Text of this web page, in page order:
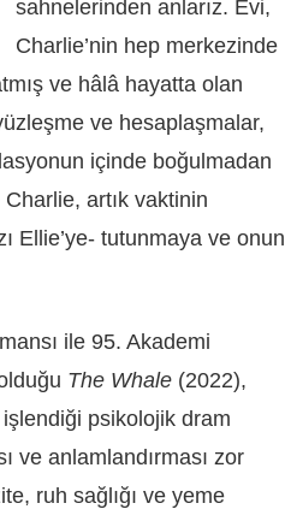
sahnelerinden anlarız. Evi,
Charlie’nin hep merkezinde
ve hâlâ hayatta olan
ve hesaplaşmalar,
içinde boğulmadan
artık vaktinin
Ellie’ye- tutunmaya ve onun
ile 95. Akademi
The Whale (2022),
psikolojik dram
ve anlamlandırması zor
ruh sağlığı ve yeme